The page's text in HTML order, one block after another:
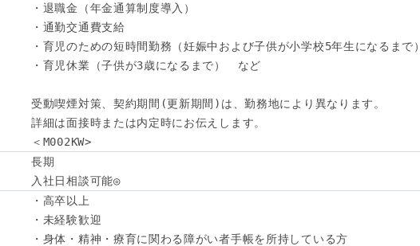
・退職金（年金通算制度導入）
・通勤交通費支給
・育児のための短時間勤務（妊娠中および子供が小学校5年生になるまで）
・育児休業（子供が3歳になるまで）　など
受動喫煙対策、契約期間(更新期間)は、勤務地により異なります。
詳細は面接時または内定時にお伝えします。
＜M002KW>
長期
入社日相談可能◎
・高卒以上
・未経験歓迎
・身体・精神・療育に関わる障がい者手帳を所持している方